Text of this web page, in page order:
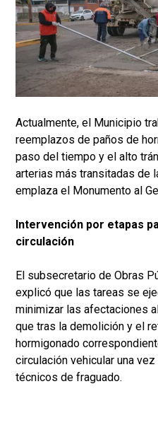
Actualmente, el Municipio
reemplazos de paños de
paso del tiempo y el alto
arterias más transitadas de
emplaza el Monumento al
Intervención por etapas
circulación
El subsecretario de Obras
explicó que las tareas se
minimizar las afectaciones
que tras la demolición y el
hormigonado
circulación vehicular una
técnicos de fraguado.